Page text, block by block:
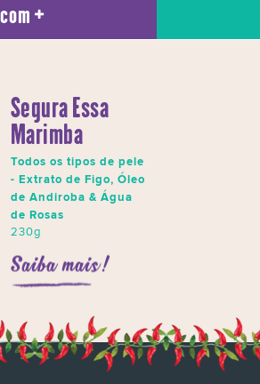
Segura Essa
Marimba
Todos os tipos de pele
- Extrato de Figo, Óleo
de Andiroba & Água
de Rosas
230g
Saiba mais!